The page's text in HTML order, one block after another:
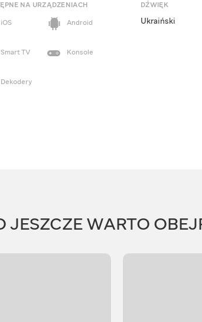
NA URZĄDZENIACH
iOS
Android
Smart TV Konsole
Dekodery
DŹWIĘK
Ukraiński
JESZCZE WARTO